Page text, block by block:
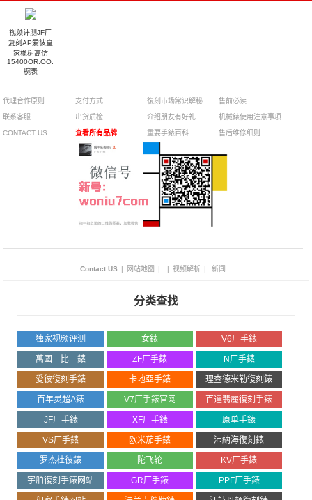
视频评测JF厂
复刻AP爱彼皇
家橡树高仿
15400OR.OO.1220OR.02
腕表
代理合作原则
联系客服
CONTACT US
支付方式
出货质检
查看所有品牌
復刻市场常识解秘
介绍朋友有好礼
重要手錶百科
售前必读
机械錶使用注意事项
售后维修细则
Contact US | 网站地图 | | 视频解析 | 新闻
分类查找
独家视频评测 女錶 V6厂手錶
萬國一比一錶 ZF厂手錶 N厂手錶
愛彼復刻手錶 卡地亞手錶 理查德米勒復刻錶
百年灵超A錶 V7厂手錶官网 百達翡麗復刻手錶
JF厂手錶 XF厂手錶 原单手錶
VS厂手錶 欧米茄手錶 沛納海復刻錶
罗杰杜彼錶 陀飞轮 KV厂手錶
宇舶復刻手錶网站 GR厂手錶 PPF厂手錶